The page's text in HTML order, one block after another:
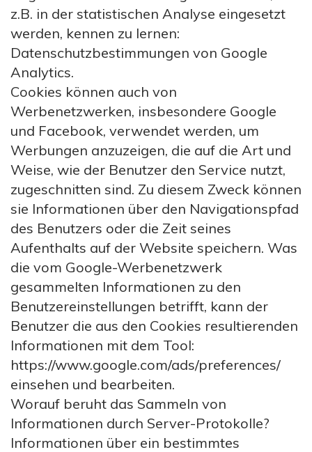
z.B. in der statistischen Analyse eingesetzt
werden, kennen zu lernen:
Datenschutzbestimmungen von Google
Analytics.
Cookies können auch von
Werbenetzwerken, insbesondere Google
und Facebook, verwendet werden, um
Werbungen anzuzeigen, die auf die Art und
Weise, wie der Benutzer den Service nutzt,
zugeschnitten sind. Zu diesem Zweck können
sie Informationen über den Navigationspfad
des Benutzers oder die Zeit seines
Aufenthalts auf der Website speichern. Was
die vom Google-Werbenetzwerk
gesammelten Informationen zu den
Benutzereinstellungen betrifft, kann der
Benutzer die aus den Cookies resultierenden
Informationen mit dem Tool:
https://www.google.com/ads/preferences/
einsehen und bearbeiten.
Worauf beruht das Sammeln von
Informationen durch Server-Protokolle?
Informationen über ein bestimmtes